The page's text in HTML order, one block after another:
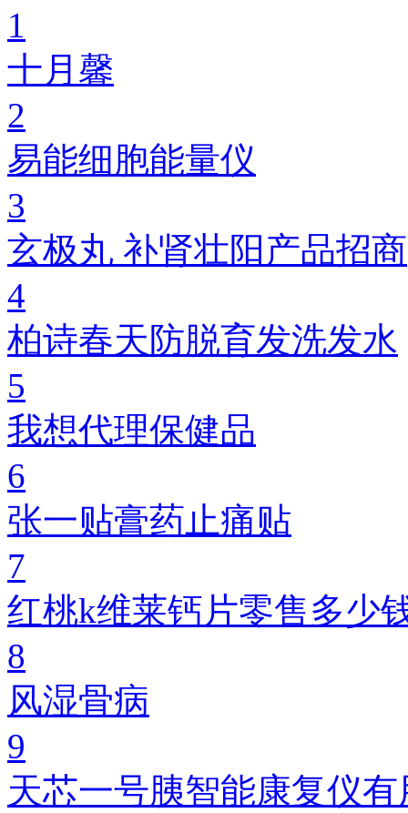
1
十月馨
2
易能细胞能量仪
3
玄极丸 补肾壮阳产品招商
4
柏诗春天防脱育发洗发水
5
我想代理保健品
6
张一贴膏药止痛贴
7
红桃k维莱钙片零售多少
8
风湿骨病
9
天芯一号胰智能康复仪